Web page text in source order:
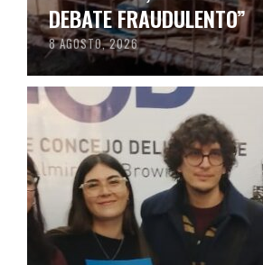
DEBATE FRAUDULENTO”
8 AGOSTO, 2026